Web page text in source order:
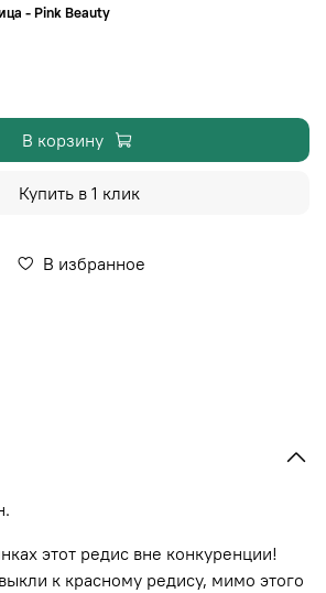
- Pink Beauty
В избранное
В корзину
Купить в 1 клик
этот редис вне конкуренции!
к красному редису, мимо этого